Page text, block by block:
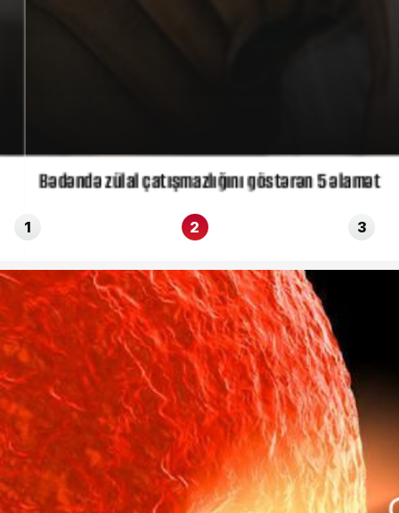
Bədəndə zülal çatışmazlığını göstərən 5 əlamət
1 2 3